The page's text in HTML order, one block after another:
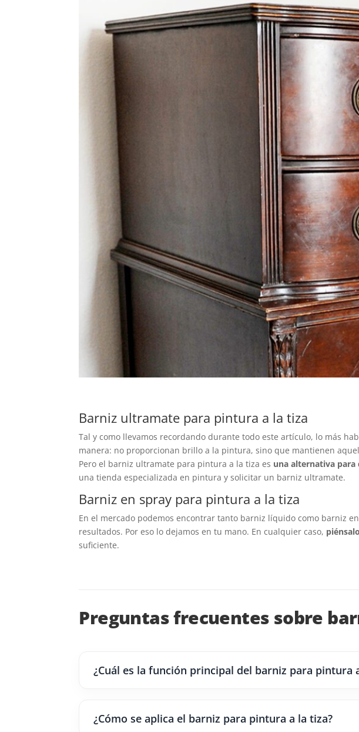
Barniz ultramate para pintura a la tiza
Tal y como llevamos recordando durante todo este artículo, lo más
manera: no proporcionan brillo a la pintura, sino que mantienen
Pero el barniz ultramate para pintura a la tiza es una alternativa
una tienda especializada en pintura y solicitar un barniz ultramate.
Barniz en spray para pintura a la tiza
En el mercado podemos encontrar tanto barniz líquido como barniz
resultados. Por eso lo dejamos en tu mano. En cualquier caso,
suficiente.
Preguntas frecuentes sobre
¿Cuál es la función principal del barniz para pintura
¿Cómo se aplica el barniz para pintura a la tiza?